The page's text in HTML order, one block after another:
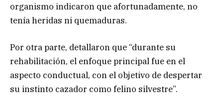
organismo indicaron que afortunadamente, no
tenía heridas ni quemaduras.
Por otra parte, detallaron que “durante su
rehabilitación, el enfoque principal fue en el
aspecto conductual, con el objetivo de despertar
su instinto cazador como felino silvestre”.